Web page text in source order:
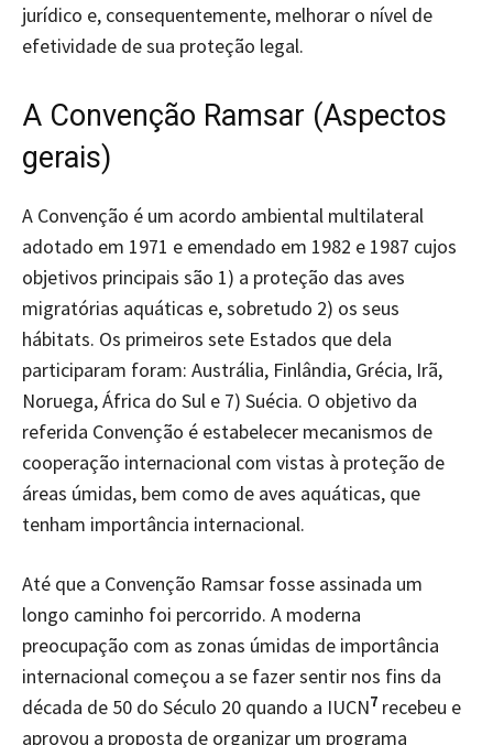
jurídico e, consequentemente, melhorar o nível de
efetividade de sua proteção legal.
A Convenção Ramsar (Aspectos
gerais)
A Convenção é um acordo ambiental multilateral
adotado em 1971 e emendado em 1982 e 1987 cujos
objetivos principais são 1) a proteção das aves
migratórias aquáticas e, sobretudo 2) os seus
hábitats. Os primeiros sete Estados que dela
participaram foram: Austrália, Finlândia, Grécia, Irã,
Noruega, África do Sul e 7) Suécia. O objetivo da
referida Convenção é estabelecer mecanismos de
cooperação internacional com vistas à proteção de
áreas úmidas, bem como de aves aquáticas, que
tenham importância internacional.
Até que a Convenção Ramsar fosse assinada um
longo caminho foi percorrido. A moderna
preocupação com as zonas úmidas de importância
internacional começou a se fazer sentir nos fins da
década de 50 do Século 20 quando a IUCN7 recebeu e
aprovou a proposta de organizar um programa